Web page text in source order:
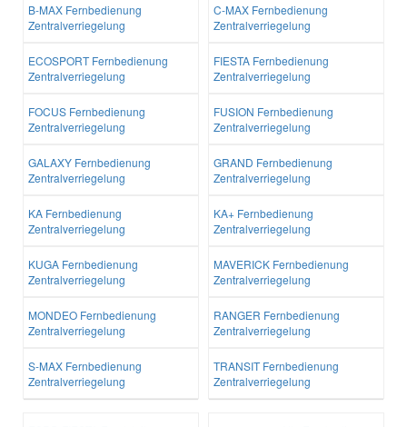
B-MAX Fernbedienung
Zentralverriegelung
C-MAX Fernbedienung
Zentralverriegelung
ECOSPORT Fernbedienung
Zentralverriegelung
FIESTA Fernbedienung
Zentralverriegelung
FOCUS Fernbedienung
Zentralverriegelung
FUSION Fernbedienung
Zentralverriegelung
GALAXY Fernbedienung
Zentralverriegelung
GRAND Fernbedienung
Zentralverriegelung
KA Fernbedienung
Zentralverriegelung
KA+ Fernbedienung
Zentralverriegelung
KUGA Fernbedienung
Zentralverriegelung
MAVERICK Fernbedienung
Zentralverriegelung
MONDEO Fernbedienung
Zentralverriegelung
RANGER Fernbedienung
Zentralverriegelung
S-MAX Fernbedienung
Zentralverriegelung
TRANSIT Fernbedienung
Zentralverriegelung